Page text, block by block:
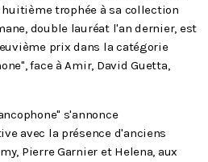
trophée à sa collection
double lauréat l'an dernier, est
prix dans la catégorie
face à Amir, David Guetta,
s'annonce
avec la présence d'anciens
Pierre Garnier et Helena, aux